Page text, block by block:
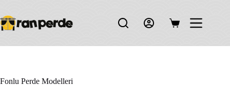
content
Shopping
Fonlu Perde Modelleri